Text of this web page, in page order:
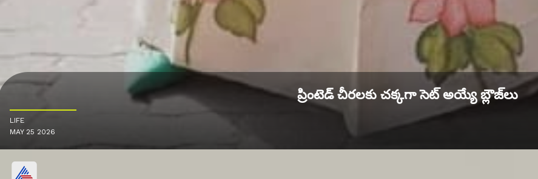
ప్రింటెడ్ చీరలకు చక్కగా సెట్ అయ్యే బ్లౌజ్‌లు
LIFE
MAY 25 2026